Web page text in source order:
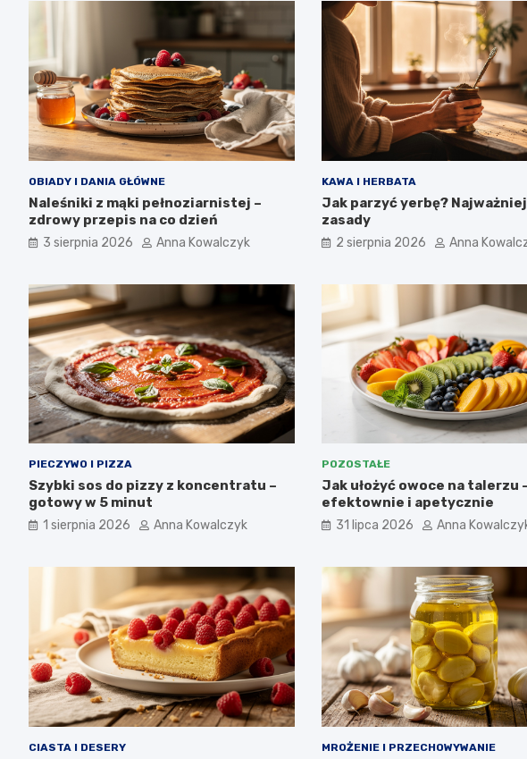
OBIADY I DANIA GŁÓWNE
Naleśniki z mąki pełnoziarnistej –
zdrowy przepis na co dzień
3 sierpnia 2026 Anna Kowalczyk
KAWA I HERBATA
Jak parzyć yerbę?
zasady
2 sierpnia 2026 Anna
PIECZYWO I PIZZA
Szybki sos do pizzy z koncentratu –
gotowy w 5 minut
1 sierpnia 2026 Anna Kowalczyk
POZOSTAŁE
Jak ułożyć owoce na talerzu
efektownie i apetycznie
31 lipca 2026 Anna
CIASTA I DESERY MROŻENIE I PRZECHOWYWANIE